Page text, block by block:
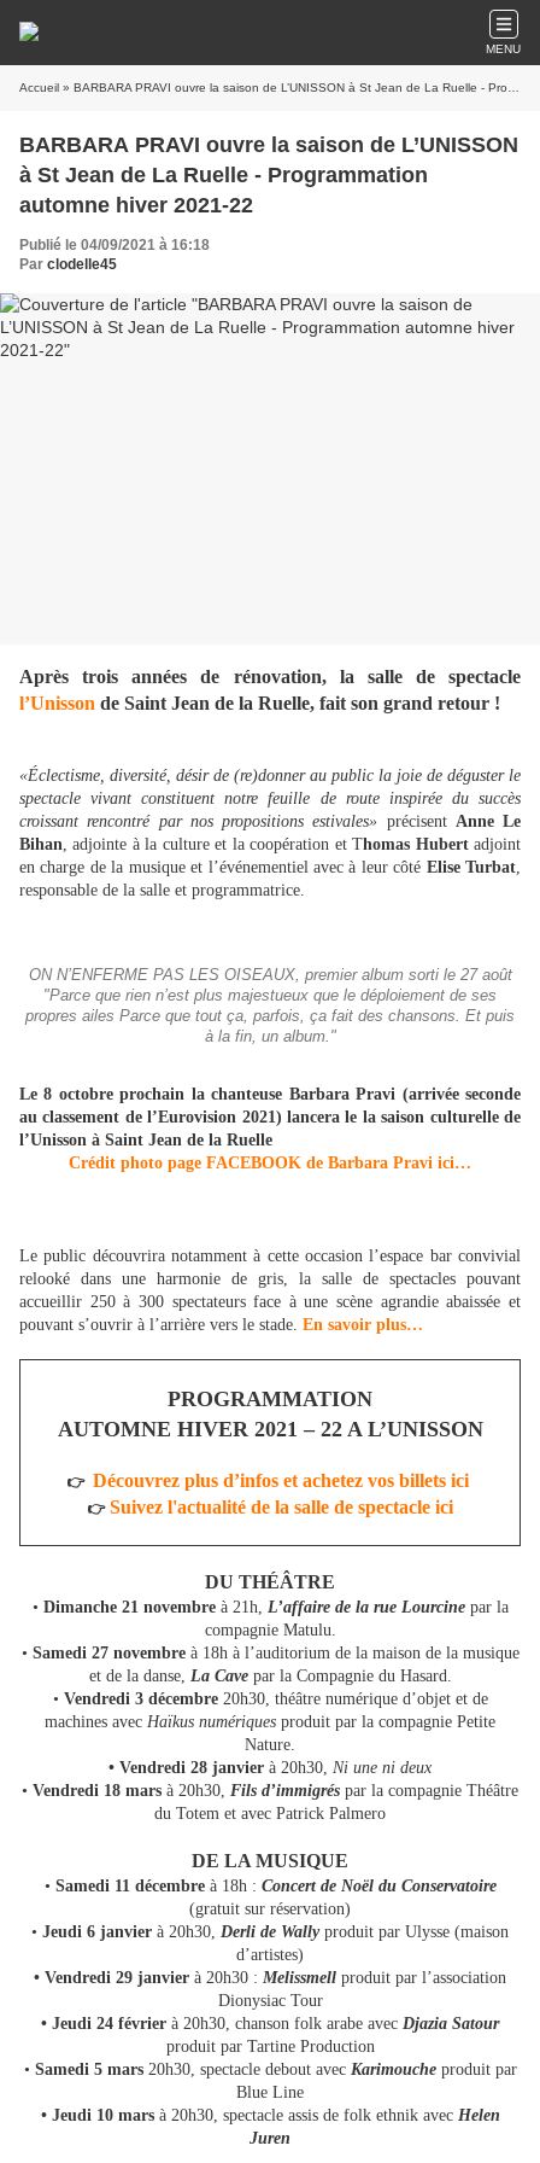
MENU
Accueil » BARBARA PRAVI ouvre la saison de L’UNISSON à St Jean de La Ruelle - Programmation automne hiver 2021-22
BARBARA PRAVI ouvre la saison de L’UNISSON
à St Jean de La Ruelle - Programmation
automne hiver 2021-22
Publié le 04/09/2021 à 16:18
Par clodelle45
Après trois années de rénovation, la salle de spectacle
l’Unisson de Saint Jean de la Ruelle, fait son grand retour !
«Éclectisme, diversité, désir de (re)donner au public la joie de déguster le
spectacle vivant constituent notre feuille de route inspirée du succès
croissant rencontré par nos propositions estivales» précisent Anne Le
Bihan, adjointe à la culture et la coopération et Thomas Hubertadjoint
en charge de la musique et l’événementiel avec à leur côté Elise Turbat,
responsable de la salle et programmatrice.
ON N’ENFERME PAS LES OISEAUX, premier album sorti le 27 août
"Parce que rien n’est plus majestueux que le déploiement de ses
propres ailes Parce que tout ça, parfois, ça fait des chansons. Et puis
à la fin, un album."
Le 8 octobre prochain la chanteuse Barbara Pravi (arrivée seconde
au classement de l’Eurovision 2021) lancera le la saison culturelle de
l’Unisson à Saint Jean de la Ruelle
Crédit photo page FACEBOOK de Barbara Pravi ici…
Le public découvrira notamment à cette occasion l’espace bar convivial
relooké dans une harmonie de gris, la salle de spectacles pouvant
accueillir 250 à 300 spectateurs face à une scène agrandie abaissée et
pouvant s’ouvrir à l’arrière vers le stade. En savoir plus…
PROGRAMMATION
AUTOMNE HIVER 2021 – 22 A L’UNISSON
👉 Découvrez plus d’infos et achetez vos billets ici
👉 Suivez l'actualité de la salle de spectacle ici
DU THÉÂTRE
• Dimanche 21 novembreà 21h, L’affaire de la rue Lourcine par la
compagnie Matulu.
• Samedi 27 novembre à 18h à l’auditorium de la maison de la musique
et de la danse, La Cave par la Compagnie du Hasard.
• Vendredi 3 décembre20h30, théâtre numérique d’objet et de
machines avec Haïkus numériques produit par la compagnie Petite
Nature.
• Vendredi 28 janvier à 20h30, Ni une ni deux
• Vendredi 18 mars à 20h30, Fils d’immigrés par la compagnie Théâtre
du Totem et avec Patrick Palmero
DE LA MUSIQUE
• Samedi 11 décembreà 18h : Concert de Noël du Conservatoire
(gratuit sur réservation)
• Jeudi 6 janvier à 20h30, Derli de Wallyproduit par Ulysse (maison
d’artistes)
• Vendredi 29 janvier à 20h30 : Melissmell produit par l’association
Dionysiac Tour
• Jeudi 24 février à 20h30, chanson folk arabe avec Djazia Satour
produit par Tartine Production
• Samedi 5 mars20h30, spectacle debout avec Karimoucheproduit par
Blue Line
• Jeudi 10 marsà 20h30, spectacle assis de folk ethnik avec Helen
Juren